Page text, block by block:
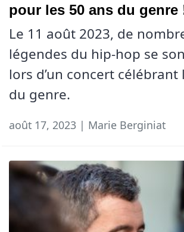
pour les 50 ans du genre
Le 11 août 2023, de
légendes du hip-hop se
lors d’un concert célébrant
du genre.
août 17, 2023 | Marie Berginiat